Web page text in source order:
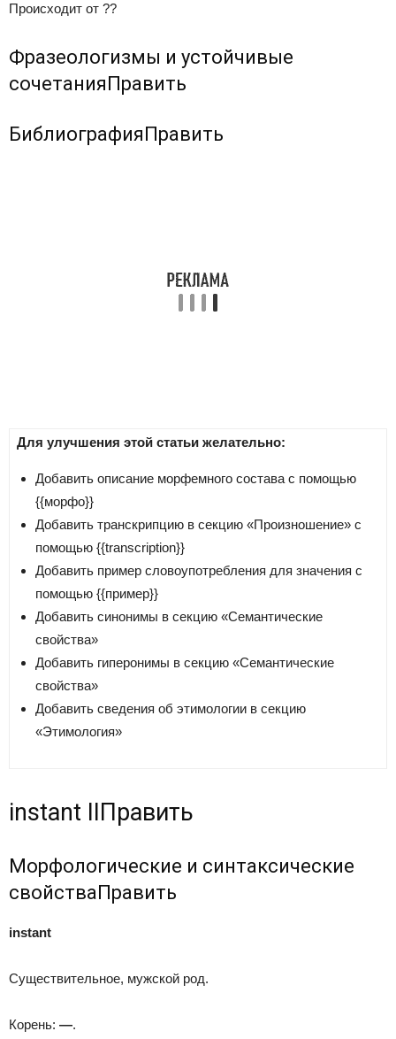
Происходит от ??
Фразеологизмы и устойчивые
сочетанияПравить
БиблиографияПравить
Для улучшения этой статьи желательно:
Добавить описание морфемного состава с помощью
{{морфо}}
Добавить транскрипцию в секцию «Произношение» с
помощью {{transcription}}
Добавить пример словоупотребления для значения с
помощью {{пример}}
Добавить синонимы в секцию «Семантические
свойства»
Добавить гиперонимы в секцию «Семантические
свойства»
Добавить сведения об этимологии в секцию
«Этимология»
instant IIПравить
Морфологические и синтаксические
свойстваПравить
instant
Существительное, мужской род.
Корень: —.